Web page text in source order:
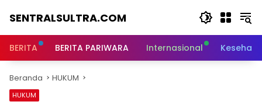
SENTRALSULTRA.COM
BERITA BERITA PARIWARA Internasional
Beranda HUKUM
HUKUM